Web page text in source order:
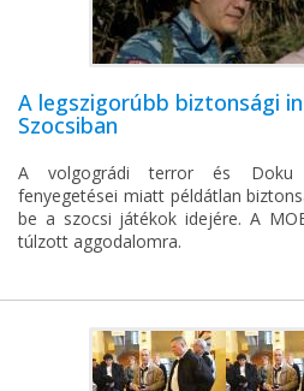
A legszigorúbb biztonsági
Szocsiban
A volgográdi terror és Doku
fenyegetései miatt példátlan
be a szocsi játékok idejére. A
túlzott aggodalomra.